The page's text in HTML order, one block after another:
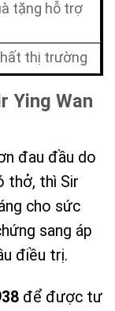
tặng hỗ trợ
thị trường
Ying Wan
đau đầu do
thở, thì Sir
cho sức
sang áp
điều trị.
để được tư